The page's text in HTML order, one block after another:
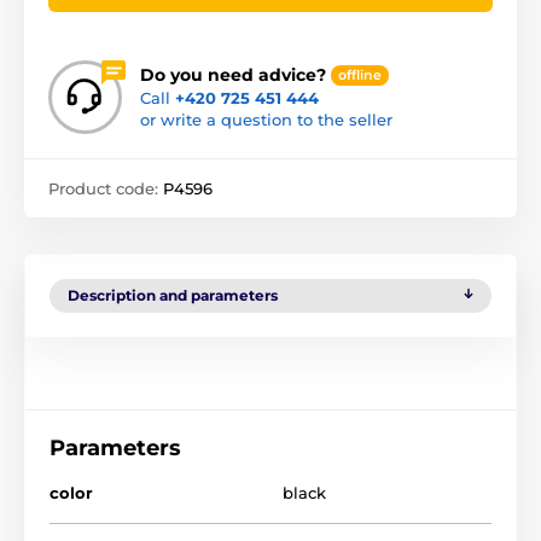
Do you need advice? offline
Call +420 725 451 444
or write a question to the seller
Product code: P4596
Description and parameters
Parameters
color black